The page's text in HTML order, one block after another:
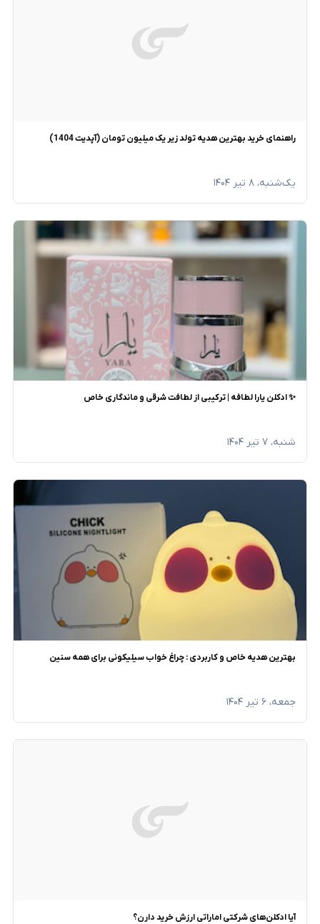
راهنمای خرید بهترین هدیه تولد زیر یک میلیون تومان (آپدیت 1404)
یک‌شنبه، ۸ تیر ۱۴۰۴
✨ ادکلن یارا لطافه | ترکیبی از لطافت شرقی و ماندگاری خاص
شنبه، ۷ تیر ۱۴۰۴
بهترین هدیه خاص و کاربردی : چراغ خواب سیلیکونی برای همه سنین
جمعه، ۶ تیر ۱۴۰۴
آیا ادکلن‌های شرکتی اماراتی ارزش خرید دارن؟